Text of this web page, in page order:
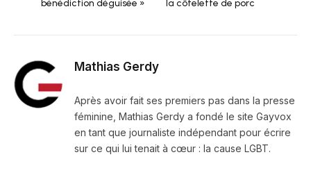
bénédiction déguisée »
la côtelette de porc
Mathias Gerdy
Après avoir fait ses premiers pas dans la presse
féminine, Mathias Gerdy a fondé le site Gayvox
en tant que journaliste indépendant pour écrire
sur ce qui lui tenait à cœur : la cause LGBT.